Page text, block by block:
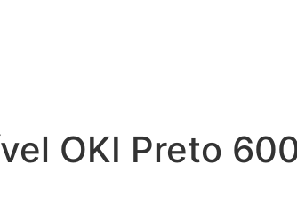
OKI Preto